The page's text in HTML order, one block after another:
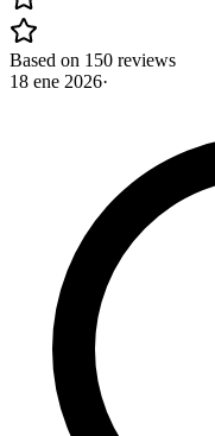
Based on 150 reviews
18 ene 2026·